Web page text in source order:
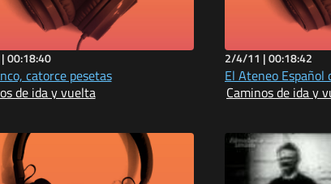
00:18:40
catorce pesetas
de ida y vuelta
2/4/11 |00:18:42
El Ateneo Español
Caminos de ida y